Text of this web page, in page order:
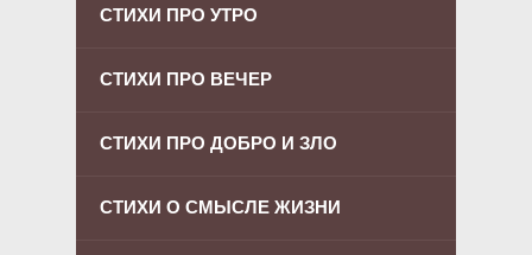
СТИХИ ПРО УТРО
СТИХИ ПРО ВЕЧЕР
СТИХИ ПРО ДОБРО И ЗЛО
СТИХИ О СМЫСЛЕ ЖИЗНИ